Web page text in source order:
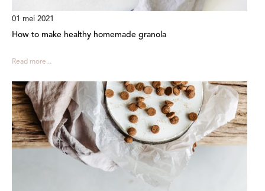
01 mei 2021
How to make healthy homemade granola
Read more...